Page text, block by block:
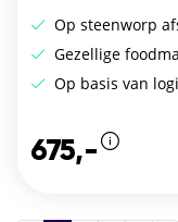
Op steenworp
Gezellige
Op basis van
675,-